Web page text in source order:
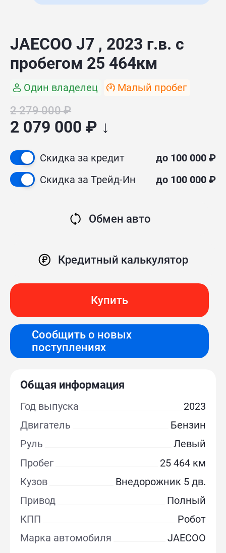
JAECOO J7 , 2023 г.в. с
пробегом 25 464км
Один владелец Малый пробег
2 279 000 ₽
2 079 000 ₽ ↓
Скидка за кредит
до 100 000 ₽
Скидка за Трейд-Ин
до 100 000 ₽
Обмен авто
Кредитный калькулятор
Купить
Сообщить о новых
поступлениях
Общая информация
Год выпуска
2023
Двигатель
Бензин
Руль
Левый
Пробег
25 464 км
Кузов
Внедорожник 5 дв.
Привод
Полный
КПП
Робот
Марка автомобиля
JAECOO